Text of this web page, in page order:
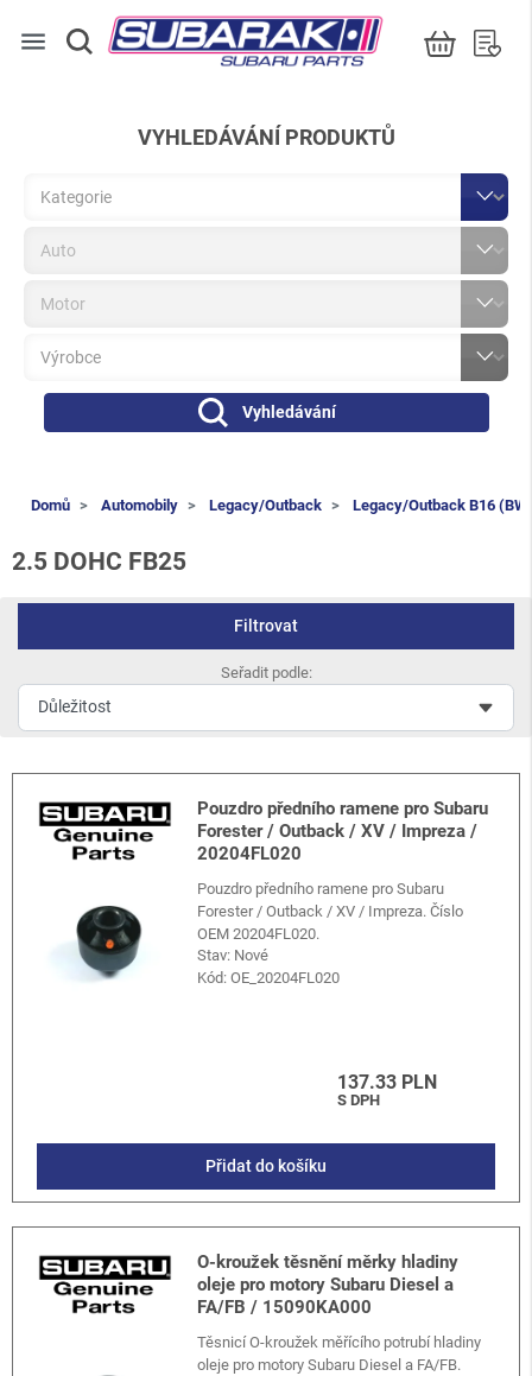
menu
VYHLEDÁVÁNÍ PRODUKTŮ
Vyhledávání
Domů Automobily Legacy/Outback Legacy/Outback B16
2.5 DOHC FB25
Filtrovat
Seřadit podle:
Pouzdro předního ramene pro Subaru
Forester / Outback / XV / Impreza /
20204FL020
Pouzdro předního ramene pro Subaru
Forester / Outback / XV / Impreza. Číslo
OEM 20204FL020.
Stav: Nové
Kód:OE_20204FL020
137.33 PLN
S DPH
Přidat do košíku
O-kroužek těsnění měrky hladiny
oleje pro motory Subaru Diesel a
FA/FB / 15090KA000
Těsnicí O-kroužek měřícího potrubí hladiny
oleje pro motory Subaru Diesel a FA/FB.